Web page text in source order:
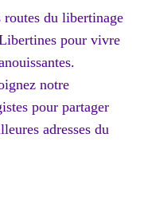
routes du libertinage
pour vivre
notre
pour partager
adresses du